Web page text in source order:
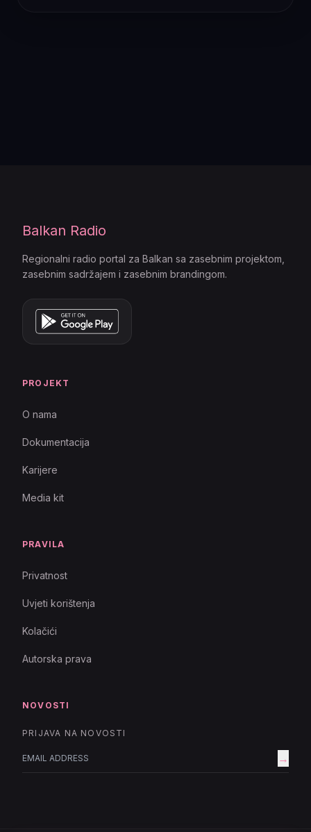
Balkan Radio
Regionalni radio portal za Balkan sa zasebnim projektom,
zasebnim sadržajem i zasebnim brandingom.
PROJEKT
O nama
Dokumentacija
Karijere
Media kit
PRAVILA
Privatnost
Uvjeti korištenja
Kolačići
Autorska prava
NOVOSTI
PRIJAVA NA NOVOSTI
→